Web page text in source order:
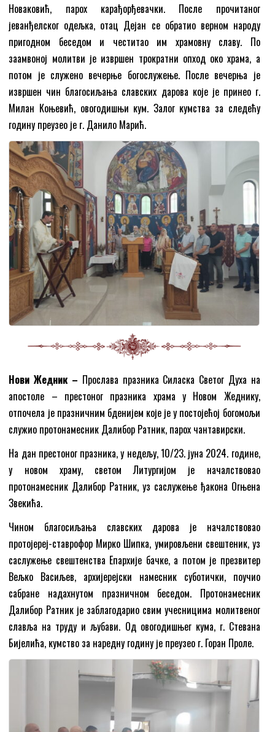
Новаковић, парох карађорђевачки. После прочитаног
јеванђелског одељка, отац Дејан се обратио верном народу
пригодном беседом и честитао им храмовну славу. По
заамвоној молитви је извршен трократни опход око храма, а
потом је служено вечерње богослужење. После вечерња је
извршен чин благосиљања славских дарова које је принео г.
Милан Коњевић, овогодишњи кум. Залог кумства за следећу
годину преузео је г. Данило Марић.
Нови Жедник – Прослава празника Силаска Светог Духа на
апостоле – престоног празника храма у Новом Жеднику,
отпочела је празничним бденијем које је у постојећој богомољи
служио прoтонамесник Далибор Ратник, парох чантавирски.
На дан престоног празника, у недељу, 10/23. јуна 2024. године,
у новом храму, светом Литургијом је началствовао
прoтонамесник Далибор Ратник, уз саслужење ђакона Огњена
Звекића.
Чином благосиљања славских дарова је началствовао
протојереј-ставрофор Мирко Шипка, умировљени свештеник, уз
саслужење свештенства Епархије бачке, а потом је презвитер
Вељко Васиљев, архијерејски намесник суботички, поучио
сабране надахнутом празничном беседом. Протонамесник
Далибор Ратник је заблагодарио свим учесницима молитвеног
славља на труду и љубави. Од овогодишњег кума, г. Стевана
Бијелића, кумство за наредну годину је преузео г. Горан Проле.